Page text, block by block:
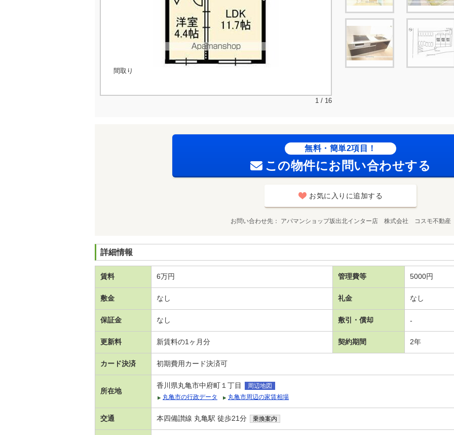
間取り
1 / 16
無料・簡単2項目！
この物件にお問い合わせする
お気に入りに追加する
お問い合わせ先 アパマンショップ坂出北インター店 株式会社 コスモ不動産
詳細情報
賃料 6万円 管理費等 5000円
敷金 なし 礼金 なし
保証金 なし 敷引・償却 -
更新料 新賃料の1ヶ月分 契約期間 2年
カード決済 初期費用カード決済可
所在地
香川県丸亀市中府町１丁目
周辺地図
丸亀市の行政データ
丸亀市周辺の家賃相場
交通 本四備讃線 丸亀駅 徒歩21分 乗換案内